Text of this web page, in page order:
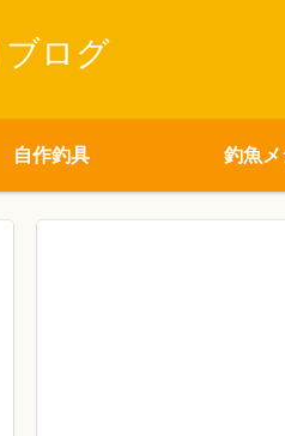
ログ
自作釣具 釣魚メ